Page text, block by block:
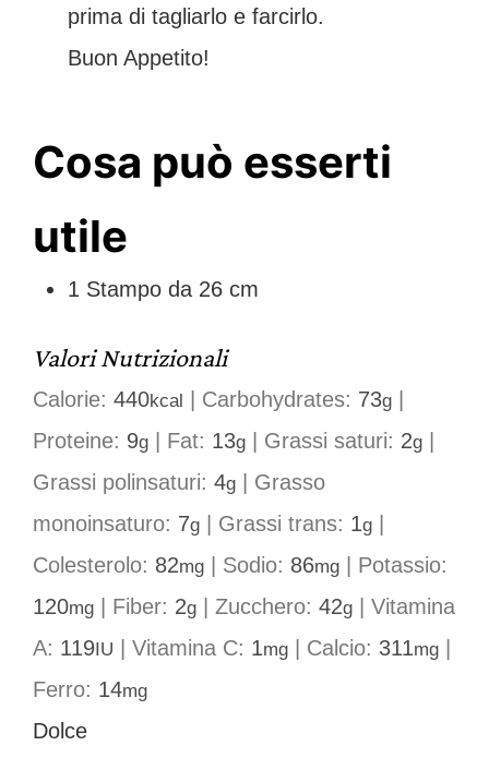
prima di tagliarlo e farcirlo.
Buon Appetito!
Cosa può esserti
utile
1 Stampo da 26 cm
Valori Nutrizionali
Calorie: 440kcal Carbohydrates: 73g
Proteine: 9g Fat: 13g Grassi saturi: 2g
Grassi polinsaturi: 4g
Grasso
monoinsaturo: 7g Grassi trans: 1g
Colesterolo: 82mg Sodio: 86mg
Potassio:
120mg Fiber: 2g Zucchero: 42g
Vitamina
A: 119IU Vitamina C: 1mg Calcio: 311mg
Ferro: 14mg
Dolce